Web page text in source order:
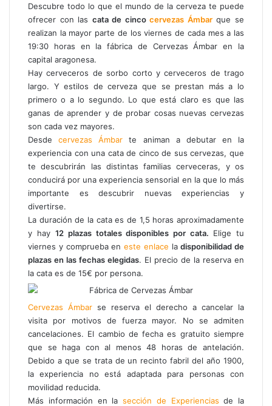
Descubre todo lo que el mundo de la cerveza te puede
ofrecer con las cata de cincocervezas Ámbarque se
realizan la mayor parte de los viernes de cada mes a las
19:30 horas en la fábrica de Cervezas Ámbar en la
capital aragonesa.
Hay cerveceros de sorbo corto y cerveceros de trago
largo. Y estilos de cerveza que se prestan más a lo
primero o a lo segundo. Lo que está claro es que las
ganas de aprender y de probar cosas nuevas cervezas
son cada vez mayores.
Desdecervezas Ámbar te animan a debutar en la
experiencia con una cata de cinco de sus cervezas, que
te descubrirán las distintas familias cerveceras, y os
conducirá por una experiencia sensorial en la que lo más
importante es descubrir nuevas experiencias y
divertirse.
La duración de la cata es de 1,5 horas aproximadamente
y hay 12 plazas totales disponibles por cata. Elige tu
viernes y comprueba en este enlace ladisponibilidad de
plazas en las fechas elegidas. El precio de la reserva en
la cata es de 15€ por persona.
Cervezas Ámbar se reserva el derecho a cancelar la
visita por motivos de fuerza mayor. No se admiten
cancelaciones. El cambio de fecha es gratuito siempre
que se haga con al menos 48 horas de antelación.
Debido a que se trata de un recinto fabril del año 1900,
la experiencia no está adaptada para personas con
movilidad reducida.
Más información en la sección de Experiencias de la